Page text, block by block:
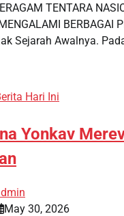
TENTARA
BERBAGAI
Sejarah Awalnya.
Hari Ini
Yonkav
May 30, 2026